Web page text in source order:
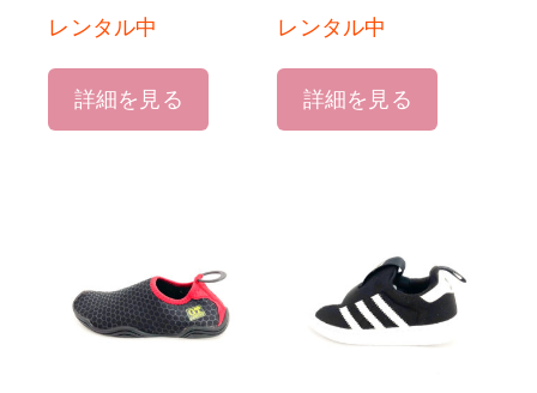
レンタル中
詳細を見る
レンタル中
詳細を見る